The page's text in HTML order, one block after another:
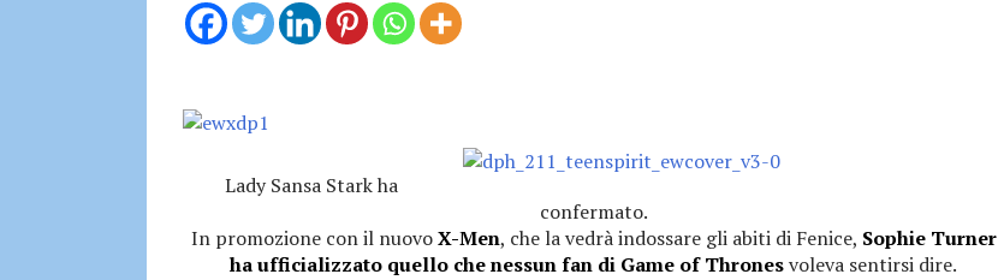
Lady Sansa Stark ha
confermato.
In promozione con il nuovoX-Men, che la vedrà indossare gli abiti di Fenice, Sophie Turner
ha ufficializzato quello che nessun fan di Game of Thronesvoleva sentirsi dire.